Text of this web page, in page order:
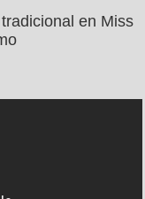
en Miss